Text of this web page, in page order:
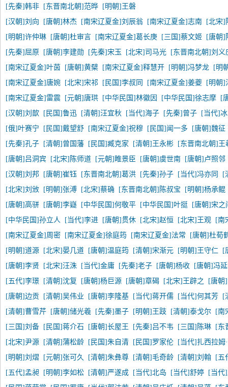
[先秦]韩非
[东晋南北朝]范晔
[明朝]王磐
[汉朝]刘向
[唐朝]林杰 [南宋辽夏金]刘辰翁 [南宋辽夏金]志南
[北宋]
[明朝]许仲琳
[唐朝]杜审言 [南宋辽夏金]葛长庚 [三国]蔡文姬
[唐朝]
[先秦]屈原
[唐朝]李建勋 [先秦]宋玉 [北宋]司马光
[东晋南北朝]刘义
[南宋辽夏金]叶茵
[唐朝]黄檗 [南宋辽夏金]释慧开 [明朝]冯梦龙
[明
[南宋辽夏金]唐婉
[北宋]宋祁 [民国]李叔同 [南宋辽夏金]姜夔
[明朝]
[南宋辽夏金]雷震
[元朝]唐珙 [中华民国]林徽因 [中华民国]徐志摩
[
[汉朝]刘歆
[民国]鲁迅 [清朝]汪宜秋 [当代]海子 [先秦]曾子
[当代]
[俄]叶赛宁
[民国]戴望舒 [南宋辽夏金]祝穆 [民国]闻一多
[唐朝]魏征
[先秦]孔子
[清朝]曾国藩 [民国]臧克家 [清朝]王永彬
[东晋南北朝]王
[唐朝]吕洞宾
[北宋]陈师道 [元朝]睢景臣 [唐朝]虞世南
[唐朝]卢照邻
[汉朝]刘邦
[唐朝]崔钰 [东晋南北朝]葛洪 [先秦]孙子 [当代]冯亦同
[
[北宋]刘攽
[明朝]张溥 [北宋]蔡确 [东晋南北朝]陈叔宝
[明朝]杨承鲲
[唐朝]高骈
[唐朝]李嶷 [中华民国]何敬平 [中华民国]叶挺
[唐朝]宋之
[中华民国]孙立人
[当代]李进 [唐朝]贯休 [北宋]赵恒 [北宋]王观
[南
[南宋辽夏金]周密
[南宋辽夏金]徐庭筠 [南宋辽夏金]法常
[唐朝]杜荀
[明朝]道源
[北宋]晏几道 [唐朝]温庭筠 [清朝]宋渐元 [明朝]王守仁
[
[唐朝]李贤
[北宋]汪洙 [当代]金庸 [先秦]老子 [唐朝]杨收
[唐朝]冯
[五代]李璟
[清朝]沈复 [唐朝]杨巨源 [唐朝]章碣 [北宋]王辟之
[唐朝
[唐朝]边贡
[清朝]吴伟业 [唐朝]李隆基 [当代]蒋开儒 [当代]何其芳
[
[清朝]曹雪芹
[唐朝]储光羲 [先秦]墨子 [明朝]王跂 [清朝]泰戈尔
[南
[三国]刘备
[民国]蒋介石 [唐朝]长屋王 [先秦]吕不韦 [三国]陈琳
[东
[北宋]尹源
[清朝]蒲松龄 [民国]朱自清 [民国]罗家伦
[当代]扎西拉
[明朝]刘熠
[元朝]张可久 [清朝]朱彝尊 [清朝]毛奇龄 [清朝]刘翰
[五
[五代]孟昶
[明朝]李如松 [清朝]严遂成 [当代]北岛 [当代]舒婷
[当代